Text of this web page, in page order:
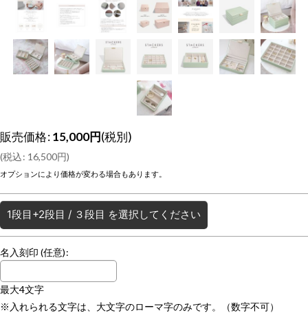
販売価格:15,000円(税別)
(税込: 16,500円)
オプションにより価格が変わる場合もあります。
1段目+2段目 / ３段目 を選択してください
名入刻印 (任意):
最大4文字
※入れられる文字は、大文字のローマ字のみです。（数字不可）